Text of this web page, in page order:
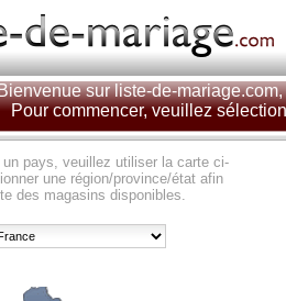
sur liste-de-
Pour commencer, veuillez
pays, veuillez utiliser la carte ci-
une région/province/état afin
des magasins disponibles.